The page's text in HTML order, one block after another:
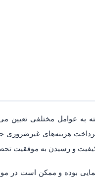
به عوامل مختلفی تعیین
هزینه‌های غیرضروری
کیفیت و رسیدن به موفقیت
بوده و ممکن است در